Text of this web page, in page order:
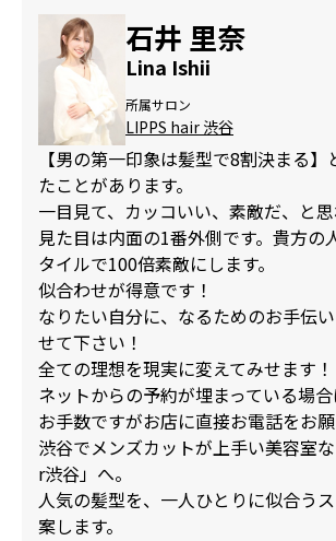
石井 里奈
Lina Ishii
所属サロン
LIPPS hair 渋谷
【男の第一印象は髪型で8割決まる
たことがあります。
一目見て、カッコいい、素敵だ、と思
見た目は内面の1番外側です。貴方の
タイルで100倍素敵にします。
似合わせが得意です！
なりたい自分に、なるためのお手伝
せて下さい！
全ての理想を現実に変えてみせます！
ネットからの予約が埋まっている場合
お手数ですがお店に直接お電話をお願
渋谷でメンズカットが上手い美容室
r渋谷」へ。
人気の髪型を、一人ひとりに似合う
案します。